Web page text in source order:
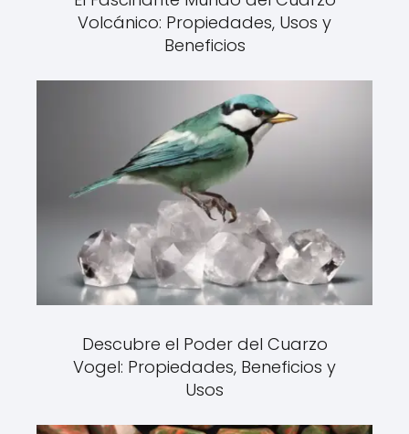
Volcánico: Propiedades, Usos y
Beneficios
Descubre el Poder del Cuarzo
Vogel: Propiedades, Beneficios y
Usos